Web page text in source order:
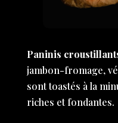
Paninis
jambon-fromage,
sont toastés à la
riches et fondantes.